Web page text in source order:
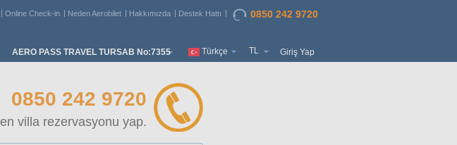
Online Check-in Neden Aerobilet Hakkımızda Destek Hattı 0850 242 9720
AERO PASS TRAVEL TURSAB No:7355 Türkçe TL Giriş Yap
0850 242 9720
villa rezervasyonu yap.